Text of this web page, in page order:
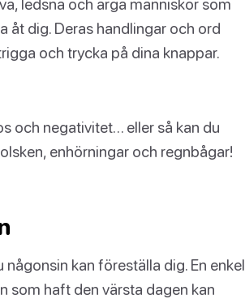
åt dig. Deras handlingar och ord
och trycka på dina knappar.
och negativitet… eller så kan du
enhörningar och regnbågar!
kan föreställa dig. En enkel
som haft den värsta dagen kan